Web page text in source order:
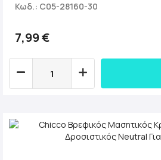
Κωδ.: C05-28160-30
7,99 €